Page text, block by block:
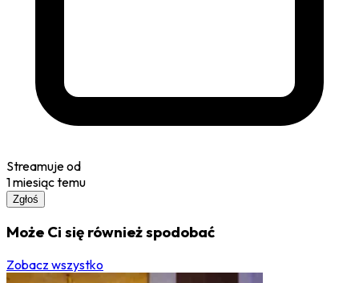
Streamuje od
1 miesiąc temu
Zgłoś
Może Ci się również spodobać
Zobacz wszystko